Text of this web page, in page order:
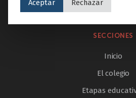
SECCIONES
Inicio
El colegio
Etapas
Aceptar Rechazar